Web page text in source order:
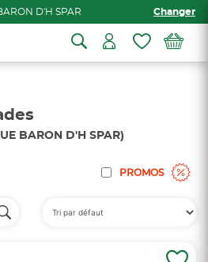
D'H SPAR Changer
BARON D'H SPAR)
PROMOS